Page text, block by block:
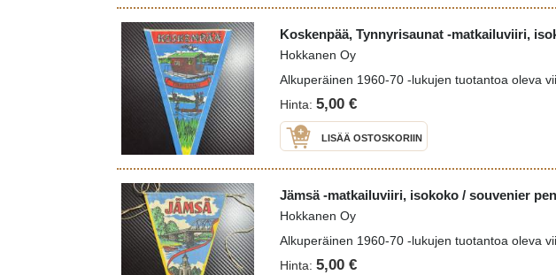
Koskenpää, Tynnyrisaunat -matkailuviiri,
Hokkanen Oy
Alkuperäinen 1960-70 -lukujen tuotantoa oleva
Hinta: 5,00 €
LISÄÄ OSTOSKORIIN
Jämsä -matkailuviiri, isokoko / souvenier
Hokkanen Oy
Alkuperäinen 1960-70 -lukujen tuotantoa oleva
Hinta: 5,00 €